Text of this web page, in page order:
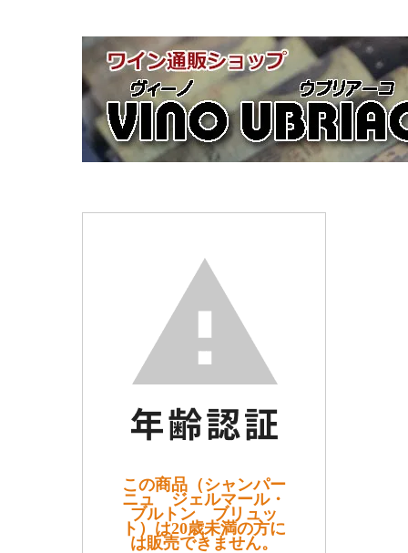
この商品（シャンパー
ニュ ジェルマール・
ブルトン ブリュッ
ト）は20歳未満の方に
は販売できません。